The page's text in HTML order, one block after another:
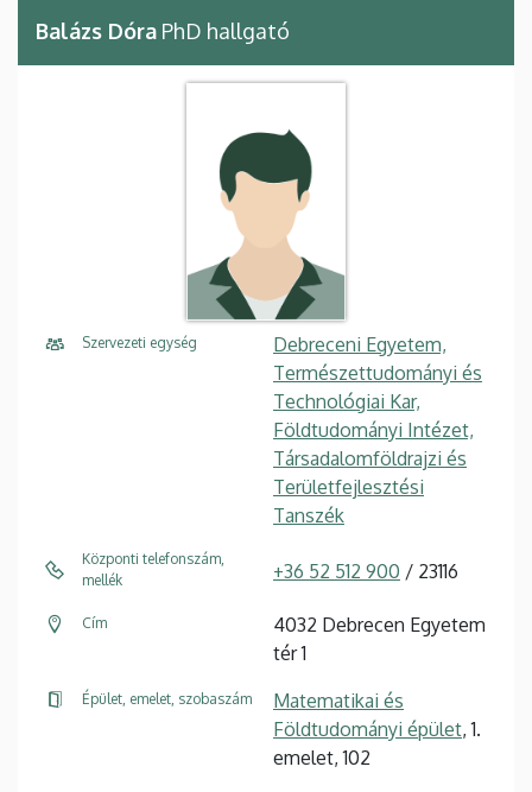
Balázs Dóra PhD hallgató
Szervezeti egység
Debreceni Egyetem,
Természettudományi és
Technológiai Kar,
Földtudományi Intézet,
Társadalomföldrajzi és
Területfejlesztési
Tanszék
Központi telefonszám,
mellék
+36 52 512 900 / 23116
Cím
4032 Debrecen Egyetem
tér 1
Épület, emelet, szobaszám
Matematikai és
Földtudományi épület, 1.
emelet, 102